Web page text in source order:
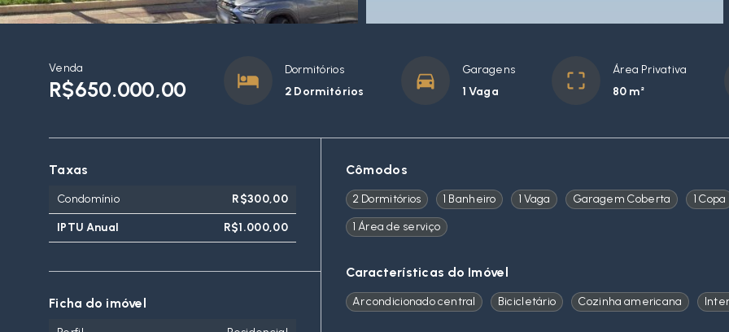
Venda
R$650.000,00
Dormitórios
2 Dormitórios
Garagens
1 Vaga
Área Privativa
80 m²
Cômodos
2 Dormitórios 1 Banheiro 1 Vaga Garagem Coberta
1 Copa
1 Área de serviço
Características do Imóvel
Ar condicionado central Bicicletário Cozinha americana
Taxas
Condomínio R$300,00
IPTU Anual R$1.000,00
Ficha do imóvel